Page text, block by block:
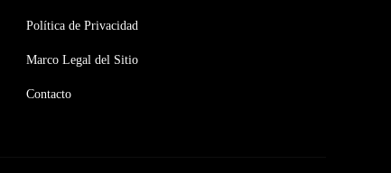
Política de Privacidad
Marco Legal del Sitio
Contacto